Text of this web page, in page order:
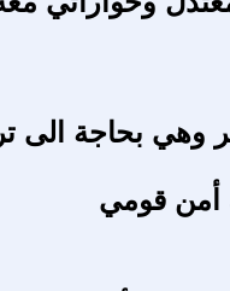
وهي بحاجة الى
أمن قومي